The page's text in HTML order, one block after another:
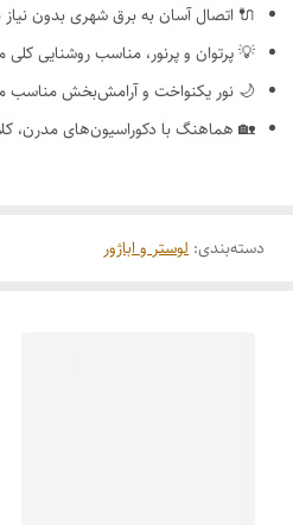
🔌 اتصال آسان به برق شهری بدون نیاز
💡 پرتوان و پرنور، مناسب روشنایی
🌙 نور یکنواخت و آرامش‌بخش مناسب
🏡 هماهنگ با دکوراسیون‌های مدرن،
دسته‌بندی: لوستر و اباژور